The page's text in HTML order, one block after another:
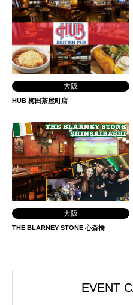
大阪
HUB 梅田茶屋町店
大阪
THE BLARNEY STONE 心斎橋
EVENT